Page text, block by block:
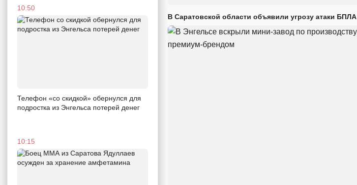
10:50
Телефон «со скидкой» обернулся для
подростка из Энгельса потерей денег
10:15
В Саратовской области объявили угрозу атаки БПЛА